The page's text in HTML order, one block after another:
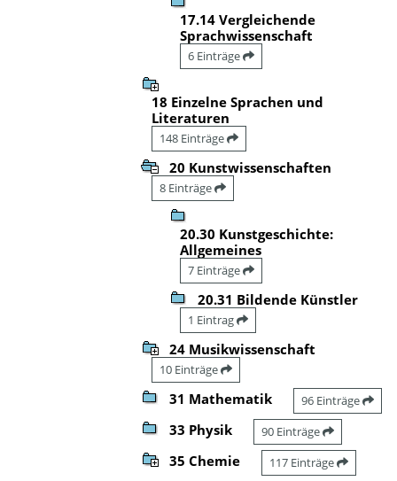
17.14 Vergleichende
Sprachwissenschaft
6 Einträge
18 Einzelne Sprachen und
Literaturen
148 Einträge
20 Kunstwissenschaften
8 Einträge
20.30 Kunstgeschichte:
Allgemeines
7 Einträge
20.31 Bildende Künstler
1 Eintrag
24 Musikwissenschaft
10 Einträge
31 Mathematik 96 Einträge
33 Physik 90 Einträge
35 Chemie 117 Einträge